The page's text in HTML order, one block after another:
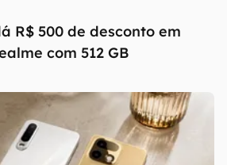
R$ 500 de desconto em
com 512 GB